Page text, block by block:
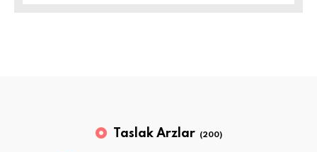
Taslak Arzlar (200)